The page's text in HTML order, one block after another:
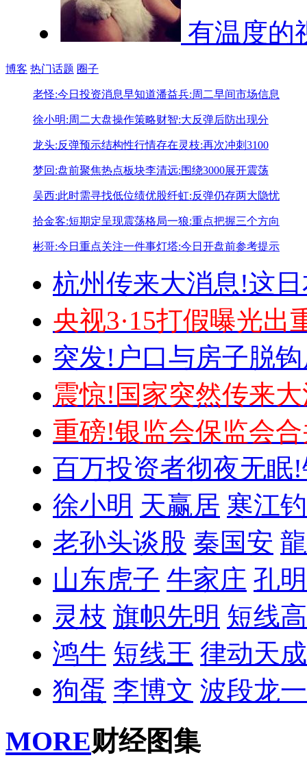
有温度的
博客 热门话题 圈子
老怪:今日投资消息早知道潘益兵:周二早间市场信息
徐小明:周二大盘操作策略财智:大反弹后防出现分
龙头:反弹预示结构性行情存在灵枝:再次冲刺3100
梦回:盘前聚焦热点板块李清远:围绕3000展开震荡
吴西:此时需寻找低位绩优股纤虹:反弹仍存两大隐忧
拾金客:短期定呈现震荡格局一狼:重点把握三个方向
彬哥:今日重点关注一件事灯塔:今日开盘前参考提示
杭州传来大消息!这
央视3·15打假曝光出
突发!户口与房子脱钩
震惊!国家突然传来
重磅!银监会保监会
百万投资者彻夜无眠!
徐小明 天赢居 寒江
老孙头谈股 秦国安
山东虎子 牛家庄 孔
灵枝 旗帜先明 短线
鸿牛 短线王 律动天成
狗蛋 李博文 波段龙一
MORE财经图集